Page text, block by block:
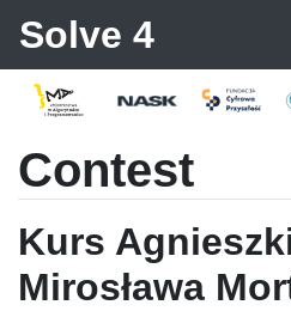
Solve 4
Contest
Kurs
Mirosława